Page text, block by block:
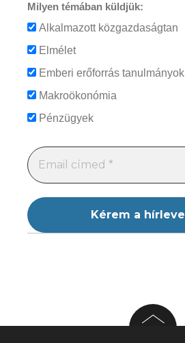
Milyen témában küldjük:
Alkalmazott közgazdaságtan
Elmélet
Emberi erőforrás tanulmányok
Makroökonómia
Pénzügyek